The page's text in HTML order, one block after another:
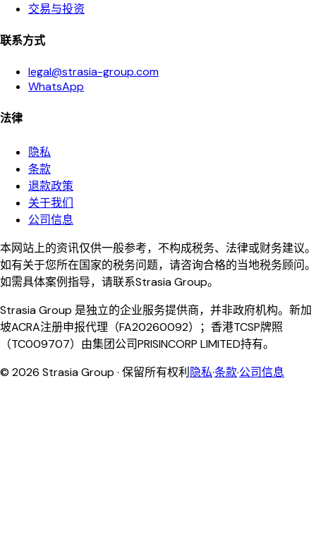
交易与投资
联系方式
legal@strasia-group.com
WhatsApp
法律
隐私
条款
退款政策
关于我们
公司信息
本网站上的资讯仅供一般参考，不构成税务、法律或财务建议。
如有关于您所在国家的税务问题，请咨询合格的当地税务顾问。
如需具体案例指导，请联系Strasia Group。
Strasia Group 是独立的企业服务提供商，并非政府机构。新加
坡ACRA注册申报代理（FA20260092）；香港TCSP牌照
（TC009707）由集团公司PRISINCORP LIMITED持有。
© 2026 Strasia Group · 保留所有权利隐私·条款·公司信息